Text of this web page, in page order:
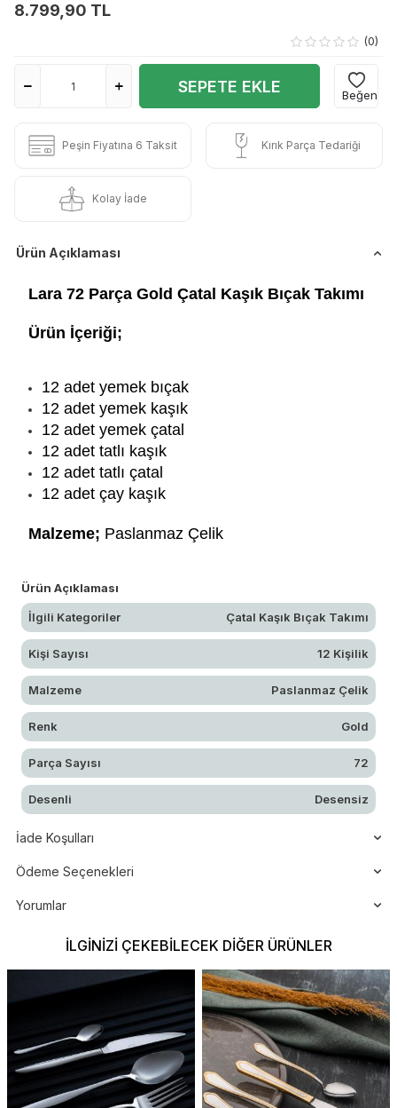
8.799,90 TL
(0)
SEPETE EKLE Beğen
Peşin Fiyatına 6 Taksit Kırık Parça Tedariği
Kolay İade
Ürün Açıklaması
Lara 72 Parça Gold Çatal Kaşık Bıçak Takımı
Ürün İçeriği;
12 adet yemek bıçak
12 adet yemek kaşık
12 adet yemek çatal
12 adet tatlı kaşık
12 adet tatlı çatal
12 adet çay kaşık
Malzeme; Paslanmaz Çelik
Ürün Açıklaması
İlgili Kategoriler Çatal Kaşık Bıçak Takımı
Kişi Sayısı 12 Kişilik
Malzeme Paslanmaz Çelik
Renk Gold
Parça Sayısı 72
Desenli Desensiz
İade Koşulları
Ödeme Seçenekleri
Yorumlar
İLGINIZI ÇEKEBILECEK DIĞER ÜRÜNLER